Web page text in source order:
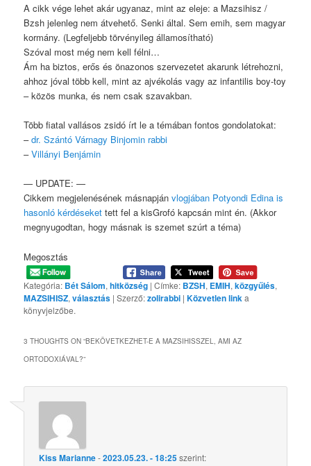
A cikk vége lehet akár ugyanaz, mint az eleje: a Mazsihisz /
Bzsh jelenleg nem átvehető. Senki által. Sem emih, sem magyar
kormány. (Legfeljebb törvényileg államosítható)
Szóval most még nem kell félni…
Ám ha biztos, erős és önazonos szervezetet akarunk létrehozni,
ahhoz jóval több kell, mint az ajvékolás vagy az infantilis boy-toy
– közös munka, és nem csak szavakban.
Több fiatal vallásos zsidó írt le a témában fontos gondolatokat:
–dr. Szántó Várnagy Binjomin rabbi
–Villányi Benjámin
— UPDATE: —
Cikkem megjelenésének másnapjánvlogjában Potyondi Edina is
hasonló kérdéseket tett fel a kisGrofó kapcsán mint én. (Akkor
megnyugodtan, hogy másnak is szemet szúrt a téma)
Megosztás
Kategória: Bét Sálom,hitközség | Címke: BZSH, EMIH,közgyűlés,
MAZSIHISZ,választás | Szerző:zolirabbi |Közvetlen linka
könyvjelzőbe.
3 THOUGHTS ON “BEKÖVETKEZHET-E A MAZSIHISSZEL, AMI AZ
ORTODOXIÁVAL?”
Kiss Marianne-2023.05.23. - 18:25szerint: